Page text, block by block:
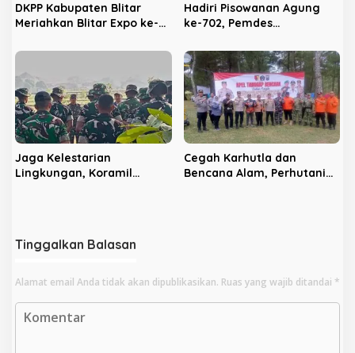
DKPP Kabupaten Blitar
Meriahkan Blitar Expo ke-
Pertanian Modern dan
Hadiri Pisowanan Agung
ke-702, Pemdes
Ajang Silaturahmi dan
‘Ngasuh Kawruh’
Jaga Kelestarian
Lingkungan, Koramil
Cegah Karhutla dan
Bencana Alam, Perhutani
Tinggalkan Balasan
Alamat email Anda tidak akan dipublikasikan. Ruas yang wajib ditandai *